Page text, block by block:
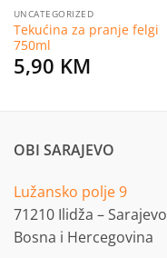
UNCATEGORIZED
Tekućina za pranje felgi
750ml
5,90 KM
OBI SARAJEVO
Lužansko polje 9
71210 Ilidža – Sarajevo
Bosna i Hercegovina